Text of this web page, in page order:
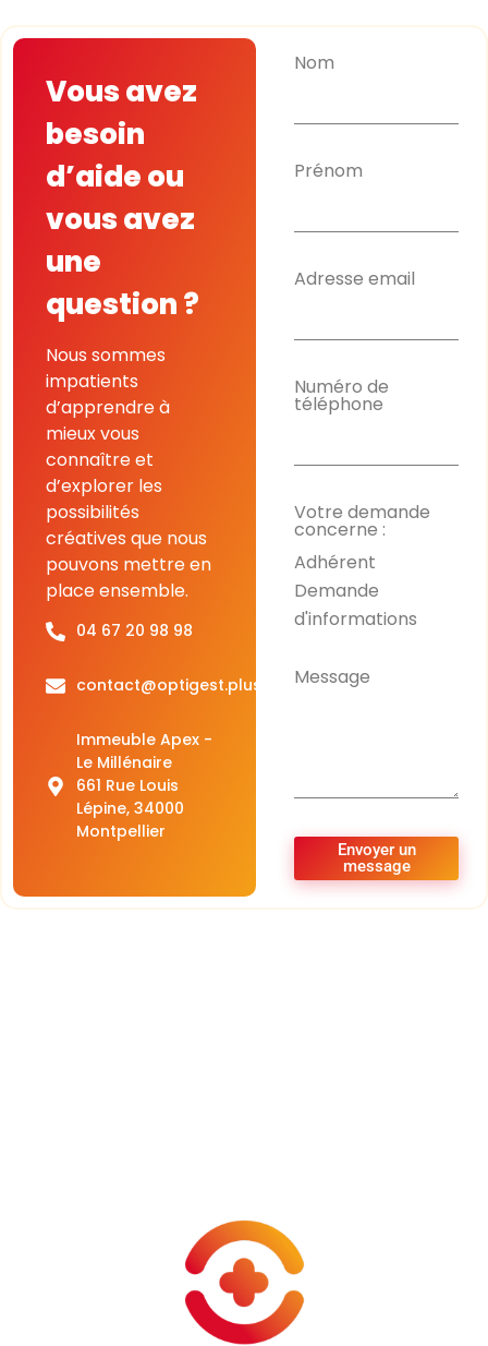
Vous avez
besoin
d’aide ou
vous avez
une
question ?
Nous sommes
impatients
d’apprendre à
mieux vous
connaître et
d’explorer les
possibilités
créatives que nous
pouvons mettre en
place ensemble.
04 67 20 98 98
contact@optigest.plus
Immeuble Apex -
Le Millénaire
661 Rue Louis
Lépine, 34000
Montpellier
Nom
Prénom
Adresse email
Numéro de
téléphone
Votre demande
concerne :
Adhérent
Demande
d'informations
Message
Envoyer un
message